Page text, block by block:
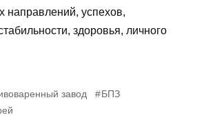
направлений, успехов,
здоровья, личного
завод
БПЗ